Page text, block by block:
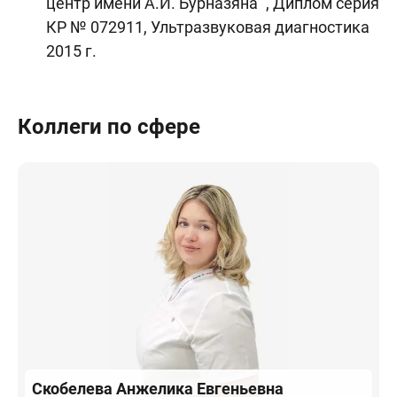
КР № 072911, Ультразвуковая диагностика
2015 г.
Коллеги по сфере
Скобелева Анжелика Евгеньевна